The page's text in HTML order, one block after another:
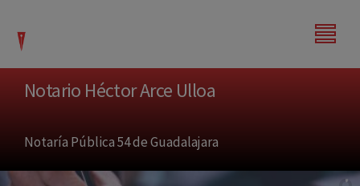
Notario Héctor Arce Ulloa
Notaría Pública 54 de Guadalajara